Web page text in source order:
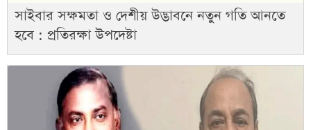
সাইবার সক্ষমতা ও দেশীয় উদ্ভাবনে নতুন গতি আনতে
হবে : প্রতিরক্ষা উপদেষ্টা